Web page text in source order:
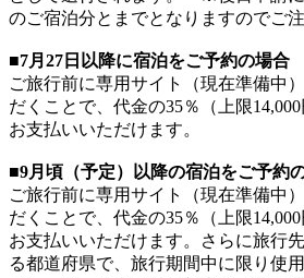
のご宿泊分とまでとなりますのでご注
■7月27日以降に宿泊をご予約の場合
ご旅行前に専用サイト（現在準備中
だくことで、代金の35％（上限
お支払いいただけます。
■9月頃（予定）以降の宿泊をご予約
ご旅行前に専用サイト（現在準備中
だくことで、代金の35％（上限
お支払いいただけます。さらに旅行
る都道府県で、旅行期間中に限り使